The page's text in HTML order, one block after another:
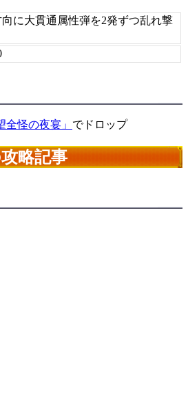
向に大貫通属性弾を2発ずつ乱れ撃
全怪の夜宴」 でドロップ
略記事